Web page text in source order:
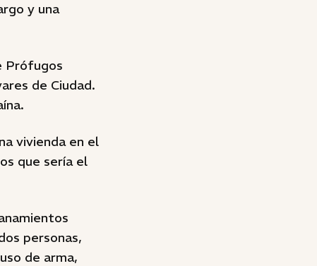
y una
Prófugos
de Ciudad.
vivienda en el
que sería el
personas,
de arma,